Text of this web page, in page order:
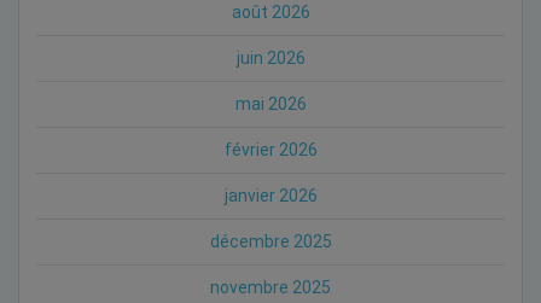
août 2026
juin 2026
mai 2026
février 2026
janvier 2026
décembre 2025
novembre 2025